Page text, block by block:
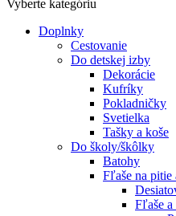
Vyberte kategóriu
Doplnky
Cestovanie
Do detskej izby
Dekorácie
Kufríky
Pokladničky
Svetielka
Tašky a koše
Do školy/škôlky
Batohy
Fľaše na pitie
Fľaše a